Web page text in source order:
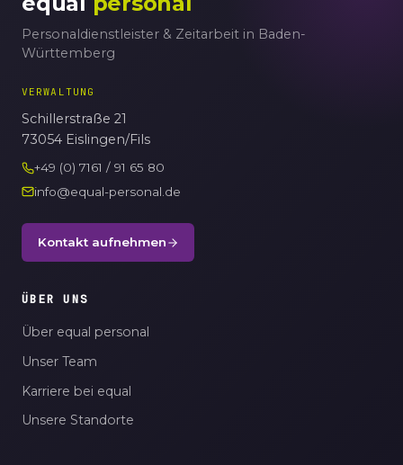
Personaldienstleister & Zeitarbeit in Baden-
Württemberg
VERWALTUNG
Schillerstraße 21
73054 Eislingen/Fils
+49 (0) 7161 / 91 65 80
info@equal-personal.de
Kontakt aufnehmen
ÜBER UNS
Über equal personal
Unser Team
Karriere bei equal
Unsere Standorte